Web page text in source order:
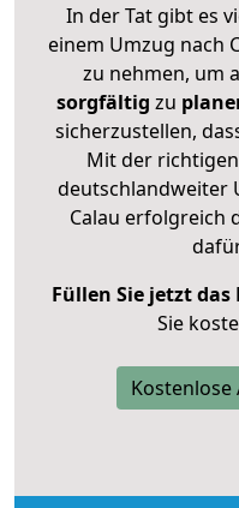
In der Tat gibt es
einem Umzug nach
zu nehmen, um
sorgfältig zu
sicherzustellen,
Mit der
deutschlandweiter
Calau erfolgreich
Füllen Sie jetzt
Sie